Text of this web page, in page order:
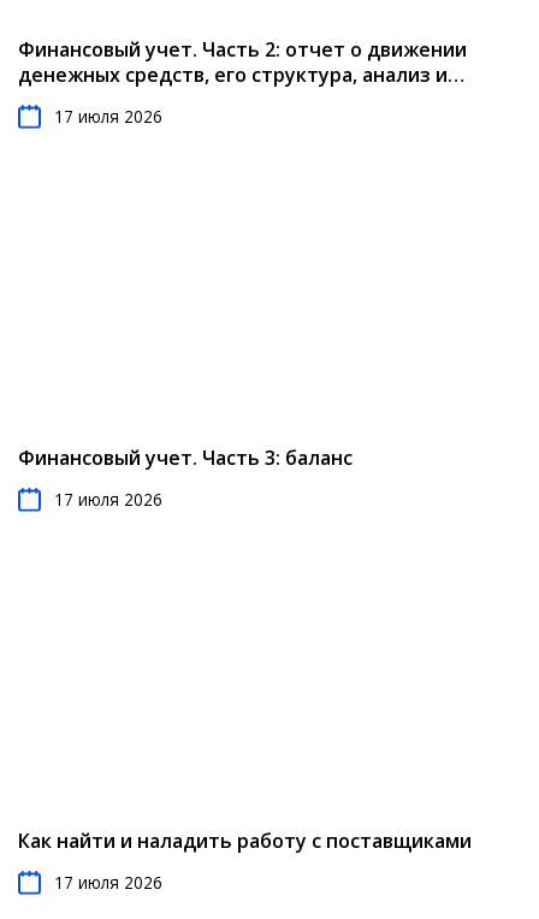
Финансовый учет. Часть 2: отчет о движении
денежных средств, его структура, анализ и
результаты
17 июля 2026
Финансовый учет. Часть 3: баланс
17 июля 2026
Как найти и наладить работу с поставщиками
17 июля 2026